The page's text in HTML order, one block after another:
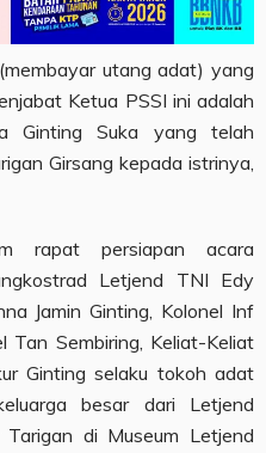
utang adat) yang
Ketua PSSI ini adalah
Ginting Suka yang telah
Girsang kepada istrinya,
rapat persiapan acara
Letjend TNI Edy
Jamin Ginting, Kolonel Inf
Tan Sembiring, Keliat-Keliat
Ginting selaku tokoh adat
besar dari Letjend
di Museum Letjend